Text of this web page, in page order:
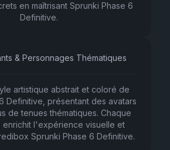
en maîtrisant Sprunki Phase 6
Definitive.
& Personnages Thématiques
artistique abstrait et coloré de
Definitive, présentant des avatars
de tenues thématiques. Chaque
enrichit l'expérience visuelle et
Sprunki Phase 6 Definitive.